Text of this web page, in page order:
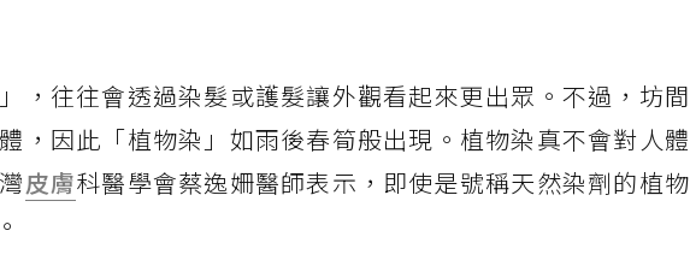
，往往會透過染髮或護髮讓外觀看起來更出眾。不過，坊間
，因此「植物染」如雨後春筍般出現。植物染真不會對人體
皮膚科醫學會蔡逸姍醫師表示，即使是號稱天然染劑的植物